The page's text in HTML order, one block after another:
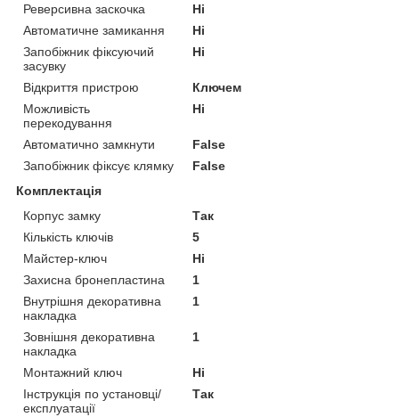
Реверсивна заскочка
Ні
Автоматичне замикання
Ні
Запобіжник фіксуючий
засувку
Ні
Відкриття пристрою
Ключем
Можливість
перекодування
Ні
Автоматично замкнути
False
Запобіжник фіксує клямку
False
Комплектація
Корпус замку
Так
Кількість ключів
5
Майстер-ключ
Ні
Захисна бронепластина
1
Внутрішня декоративна
накладка
1
Зовнішня декоративна
накладка
1
Монтажний ключ
Ні
Інструкція по установці/
експлуатації
Так